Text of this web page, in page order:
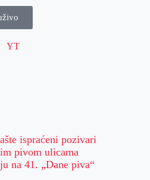
YT
ispraćeni pozivari
pivom ulicama
na 41. „Dane piva“